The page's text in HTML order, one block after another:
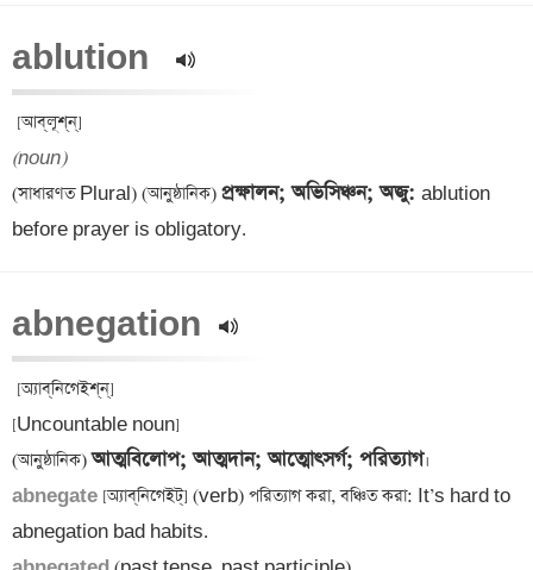
ablution
(noun)
(সাধারণত Plural) (আনুষ্ঠানিক) প্রক্ষালন; অভিসিঞ্চন; অজু: ablution
before prayer is obligatory.
abnegation
[অ্যাব্‌নিগেইশ্‌ন্]
[Uncountable noun]
(আনুষ্ঠানিক) আত্মবিলোপ; আত্মদান; আত্মোৎসর্গ; পরিত্যাগ
abnegate [অ্যাব্‌নিগেইট্] (verb) পরিত্যাগ করা, বঞ্চিত করা: It’s hard to